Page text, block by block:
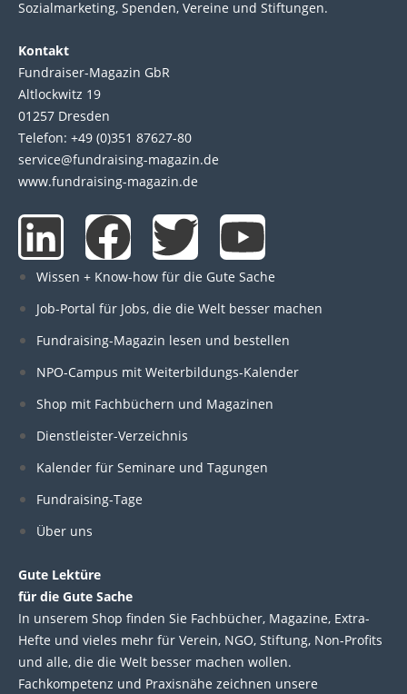
Sozial­marke­ting, Spen­den, Ver­eine und Stif­tun­gen.
Kontakt
Fundraiser-Magazin GbR
Altlockwitz 19
01257 Dresden
Telefon: +49 (0)351 87627-80
service@fundraising-magazin.de
www.fundraising-magazin.de
L
i
n
k
e
d
i
n
F
a
c
e
b
o
o
T
w
i
t
t
e
Y
o
u
t
u
b
Wissen + Know-how für die Gute Sache
Job-Portal für Jobs, die die Welt besser machen
Fundraising-Magazin lesen und bestellen
NPO-Campus mit Weiterbildungs-Kalender
Shop mit Fachbüchern und Magazinen
Dienstleister-Verzeichnis
Kalender für Seminare und Tagungen
Fundraising-Tage
Über uns
Gute Lektüre
für die Gute Sache
In unserem Shop finden Sie Fachbücher, Magazine, Extra-
Hefte und vieles mehr für Verein, NGO, Stiftung, Non-Profits
und alle, die die Welt besser machen wollen.
Fachkompetenz und Praxisnähe zeichnen unsere